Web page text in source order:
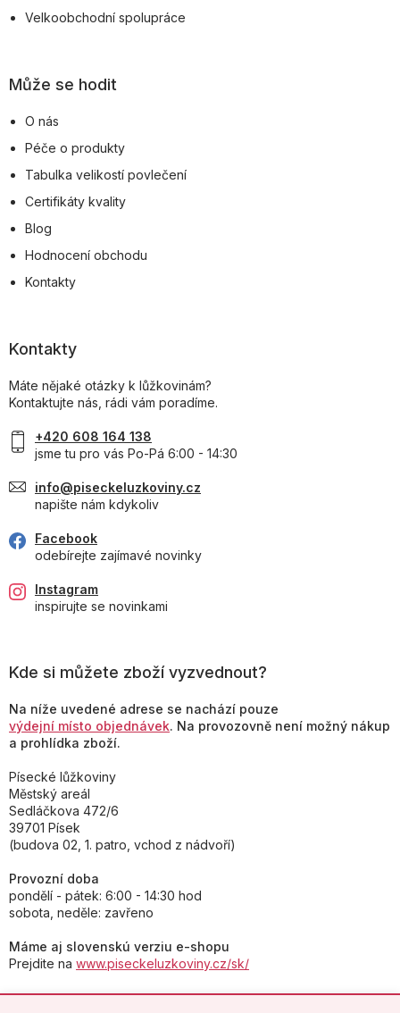
Velkoobchodní spolupráce
Může se hodit
O nás
Péče o produkty
Tabulka velikostí povlečení
Certifikáty kvality
Blog
Hodnocení obchodu
Kontakty
Kontakty
Máte nějaké otázky k lůžkovinám?
Kontaktujte nás, rádi vám poradíme.
+420 608 164 138
jsme tu pro vás Po-Pá 6:00 - 14:30
info@piseckeluzkoviny.cz
napište nám kdykoliv
Facebook
odebírejte zajímavé novinky
Instagram
inspirujte se novinkami
Kde si můžete zboží vyzvednout?
Na níže uvedené adrese se nachází pouze
výdejní místo objednávek. Na provozovně není možný nákup
a prohlídka zboží.
Písecké lůžkoviny
Městský areál
Sedláčkova 472/6
39701 Písek
(budova 02, 1. patro, vchod z nádvoří)
Provozní doba
pondělí - pátek: 6:00 - 14:30 hod
sobota, neděle: zavřeno
Máme aj slovenskú verziu e-shopu
Prejdite na www.piseckeluzkoviny.cz/sk/